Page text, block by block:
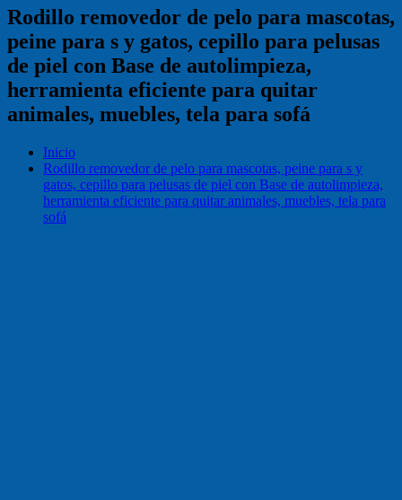
Rodillo removedor de pelo para mascotas,
peine para s y gatos, cepillo para pelusas
de piel con Base de autolimpieza,
herramienta eficiente para quitar
animales, muebles, tela para sofá
Inicio
Rodillo removedor de pelo para mascotas, peine para s y
gatos, cepillo para pelusas de piel con Base de autolimpieza,
herramienta eficiente para quitar animales, muebles, tela para
sofá